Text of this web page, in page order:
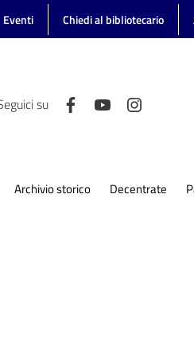
Eventi Chiedi al bibliotecario
su
Archivio storico Decentrate